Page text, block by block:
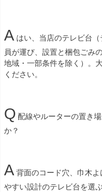
A はい、当店のテレビ台
員が運び、設置と梱包ごみ
地域・一部条件を除く）。
ください。
Q 配線やルーターの置き
か？
A 背面のコード穴、巾木
やすい設計のテレビ台を選